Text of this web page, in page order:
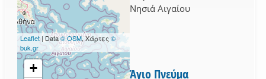
Leaflet | Data© OSM, Χάρτες ©
buk.gr
Νησιά Αιγαίου
+ Άγιο Πνεύμα